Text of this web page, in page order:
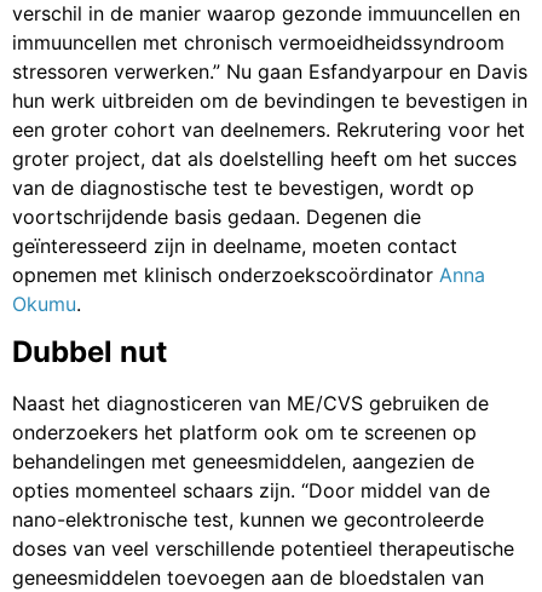
verschil in de manier waarop gezonde immuuncellen en
immuuncellen met chronisch vermoeidheidssyndroom
stressoren verwerken.” Nu gaan Esfandyarpour en Davis
hun werk uitbreiden om de bevindingen te bevestigen in
een groter cohort van deelnemers. Rekrutering voor het
groter project, dat als doelstelling heeft om het succes
van de diagnostische test te bevestigen, wordt op
voortschrijdende basis gedaan. Degenen die
geïnteresseerd zijn in deelname, moeten contact
opnemen met klinisch onderzoekscoördinator Anna
Okumu.
Dubbel nut
Naast het diagnosticeren van ME/CVS gebruiken de
onderzoekers het platform ook om te screenen op
behandelingen met geneesmiddelen, aangezien de
opties momenteel schaars zijn. “Door middel van de
nano-elektronische test, kunnen we gecontroleerde
doses van veel verschillende potentieel therapeutische
geneesmiddelen toevoegen aan de bloedstalen van